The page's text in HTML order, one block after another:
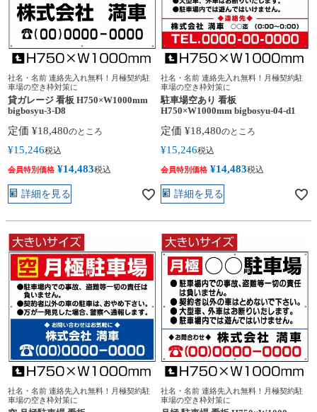
社名・名前 連絡先入れ無料！月極契約駐
車場の空き枠対策に
貸ガレージ 看板 H750×W1000mm
bigbosyu-3-D8
定価 ¥18,480のところ
¥15,246税込
会員特別価格 ¥14,483税込
詳細を見る
社名・名前 連絡先入れ無料！月極契約駐
車場の空き枠対策に
駐車場空あり 看板
H750×W1000mm bigbosyu-04-d1
定価 ¥18,480のところ
¥15,246税込
会員特別価格 ¥14,483税込
詳細を見る
社名・名前 連絡先入れ無料！月極契約駐
車場の空き枠対策に
社名・名前 連絡先入れ無料！月極契約駐
車場の空き枠対策に